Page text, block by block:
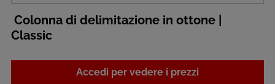
Colonna di delimitazione in ottone |
Classic
Accedi per vedere i prezzi